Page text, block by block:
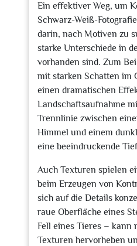
Ein effektiver Weg, um
Schwarz-Weiß-
darin, nach Motiven zu
starke Unterschiede in
vorhanden sind. Zum
mit starken Schatten im
einen dramatischen
Landschaftsaufnahme
Trennlinie zwischen
Himmel und einem
eine beeindruckende
Auch Texturen spielen
beim Erzeugen von
sich auf die Details
raue Oberfläche eines
Fell eines Tieres – kann
Texturen hervorheben